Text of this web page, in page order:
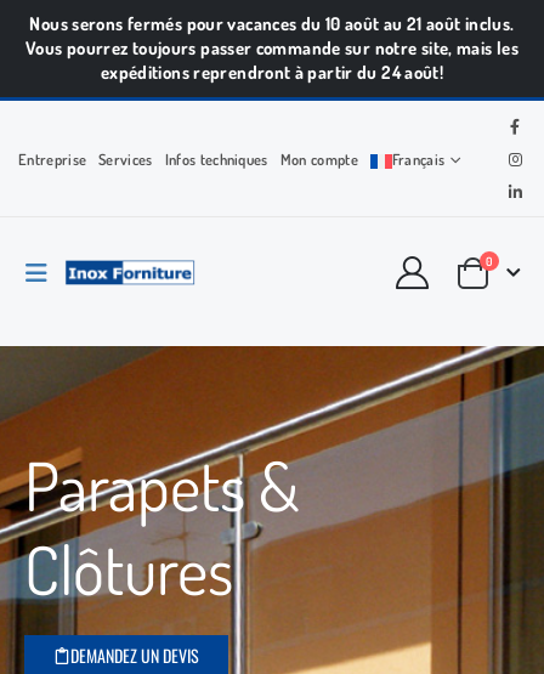
Nous serons fermés pour vacances du 10 août au 21 août inclus.
Vous pourrez toujours passer commande sur notre site, mais les
expéditions reprendront à partir du 24 août!
Entreprise Services Infos techniques Mon compte Français
0
Parapets &
Clôtures
DEMANDEZ UN DEVIS